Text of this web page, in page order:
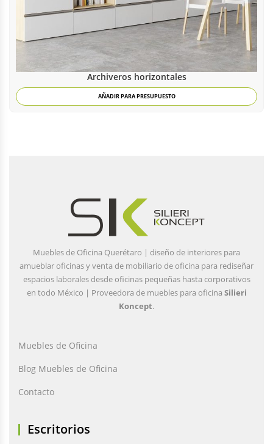
Archiveros horizontales
AÑADIR PARA PRESUPUESTO
Muebles de Oficina Querétaro | diseño de interiores para
amueblar oficinas y venta de mobiliario de oficina para rediseñar
espacios laborales desde oficinas pequeñas hasta corporativos
en todo México | Proveedora de muebles para oficina Silieri
Koncept.
Muebles de Oficina
Blog Muebles de Oficina
Contacto
Escritorios